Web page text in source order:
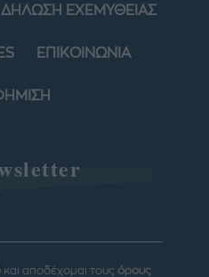
ΔΗΛΩΣΗ ΕΧΕΜΥΘΕΙΑΣ
ΕΠΙΚΟΙΝΩΝΙΑ
αποδέχομαι τους όρους